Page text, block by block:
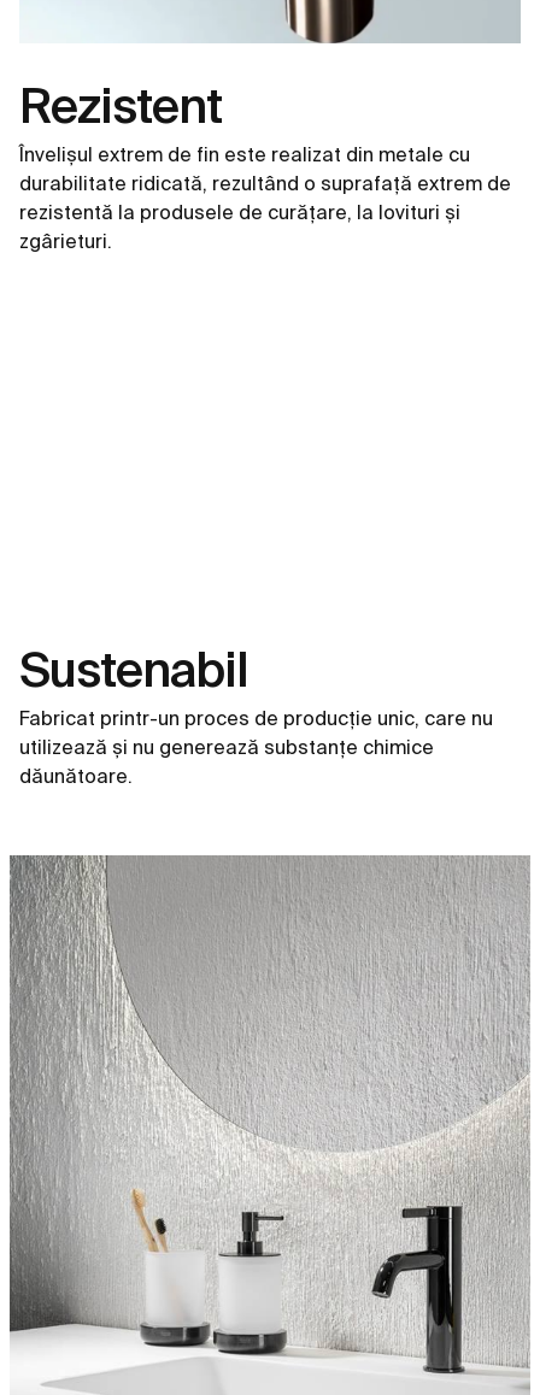
Rezistent
Învelișul extrem de fin este realizat din metale cu
durabilitate ridicată, rezultând o suprafață extrem de
rezistentă la produsele de curățare, la lovituri și
zgârieturi.
Sustenabil
Fabricat printr-un proces de producție unic, care nu
utilizează și nu generează substanțe chimice
dăunătoare.